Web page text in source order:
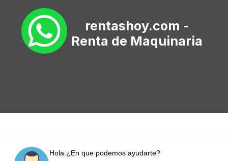
rentashoy.com -
Renta de Maquinaria
Hola ¿En que podemos ayudarte?